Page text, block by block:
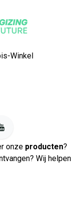
Winkel
onze producten?
Wij helpen